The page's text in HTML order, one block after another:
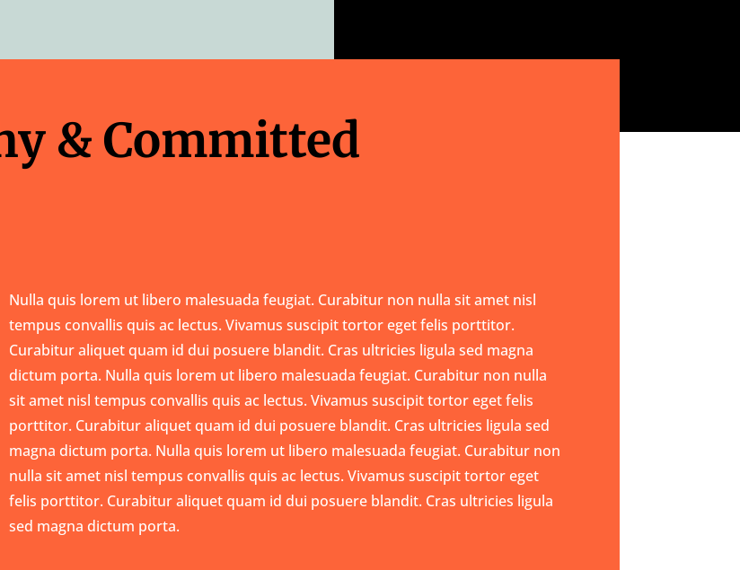
& Committed
Nulla quis lorem ut libero malesuada feugiat. Curabitur non nulla sit amet nisl
tempus convallis quis ac lectus. Vivamus suscipit tortor eget felis porttitor.
Curabitur aliquet quam id dui posuere blandit. Cras ultricies ligula sed magna
dictum porta. Nulla quis lorem ut libero malesuada feugiat. Curabitur non nulla
sit amet nisl tempus convallis quis ac lectus. Vivamus suscipit tortor eget felis
porttitor. Curabitur aliquet quam id dui posuere blandit. Cras ultricies ligula sed
magna dictum porta. Nulla quis lorem ut libero malesuada feugiat. Curabitur non
nulla sit amet nisl tempus convallis quis ac lectus. Vivamus suscipit tortor eget
felis porttitor. Curabitur aliquet quam id dui posuere blandit. Cras ultricies ligula
sed magna dictum porta.